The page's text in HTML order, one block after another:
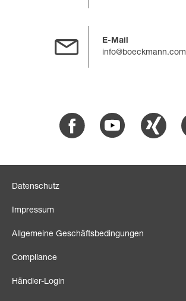
E-Mail
info@boeckmann.com
Facebook Youtube Xing
Datenschutz
Impressum
Allgemeine Geschäftsbedingungen
Compliance
Händler-Login